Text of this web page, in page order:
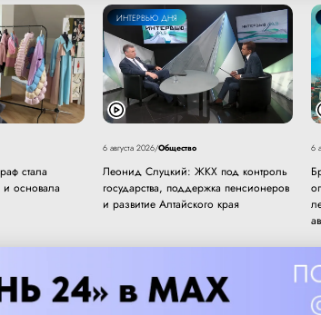
стала
основала
ИНТЕРВЬЮ ДНЯ
6 августа 2026/Общество
Леонид Слуцкий: ЖКХ под контроль
государства, поддержка пенсионеров
и развитие Алтайского края
6